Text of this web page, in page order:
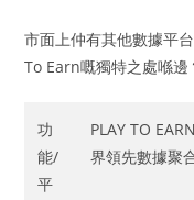
市面上仲有其他數據平
To Earn嘅獨特之處喺邊
功
能/
平
PLAY TO
界領先數據聚